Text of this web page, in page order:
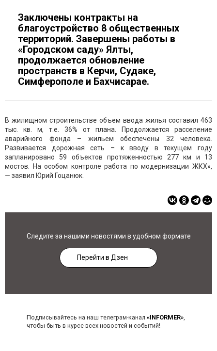
Заключены контракты на
благоустройство 8 общественных
территорий. Завершены работы в
«Городском саду» Ялты,
продолжается обновление
пространств в Керчи, Судаке,
Симферополе и Бахчисарае.
В жилищном строительстве объем ввода жилья составил 463
тыс. кв. м, т.е. 36% от плана. Продолжается расселение
аварийного фонда – жильем обеспечены 32 человека.
Развивается дорожная сеть – к вводу в текущем году
запланировано 59 объектов протяженностью 277 км и 13
мостов. На особом контроле работа по модернизации ЖКХ»,
— заявил Юрий Гоцанюк.
Следите за нашими новостями в удобном формате
Перейти в Дзен
Подписывайтесь на наш телеграм-канал «INFORMER»,
чтобы быть в курсе всех новостей и событий!